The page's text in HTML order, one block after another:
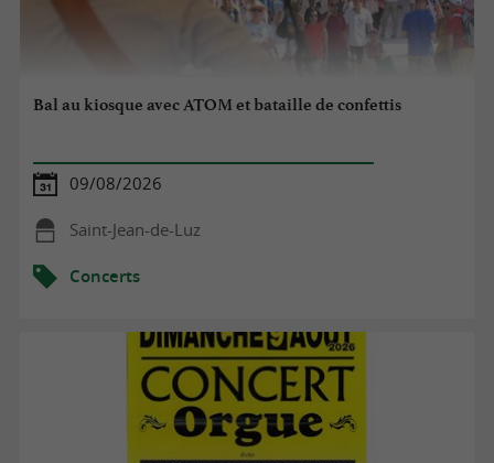
Bal au kiosque avec ATOM et bataille de confettis
09/08/2026
Saint-Jean-de-Luz
Concerts